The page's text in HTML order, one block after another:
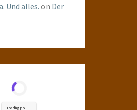
Und alles.on Der
Loading poll ...